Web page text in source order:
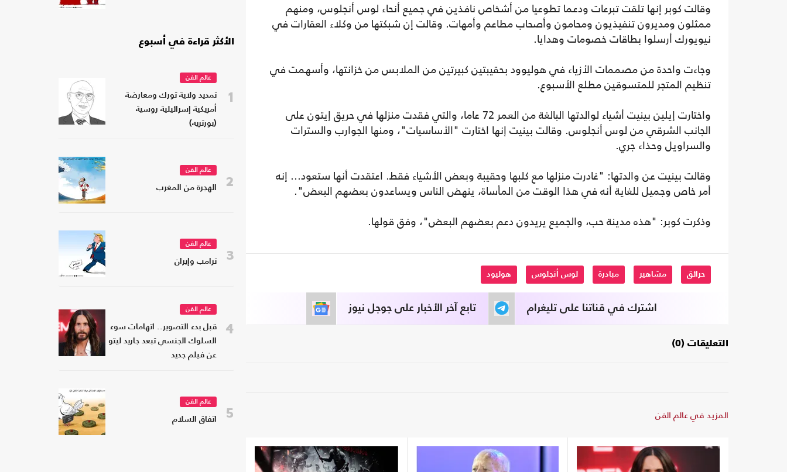
وقالت كوبر إنها تلقت تبرعات ودعما تطوعيا من أشخاص نافذين في جميع أنحاء لوس أنجلوس، ومنهم
ممثلون ومديرون تنفيذيون ومحامون وأصحاب مطاعم وأمهات. وقالت إن شبكتها من وكلاء العقارات في
نيويورك أرسلوا بطاقات خصومات وهدايا.
وجاءت واحدة من مصممات الأزياء في هوليوود بحقيبتين كبيرتين من الملابس من خزانتها، وأسهمت في
تنظيم المتجر للمتسوقين مطلع الأسبوع.
واختارت إيلين بينيت أشياء لوالدتها البالغة من العمر 72 عاما، والتي فقدت منزلها في حريق إيتون على
الجانب الشرقي من لوس أنجلوس. وقالت بينيت إنها اختارت "الأساسيات"، ومنها الجوارب والسترات
والسراويل وحذاء جري.
وقالت بينيت عن والدتها: "غادرت منزلها مع كلبها وحقيبة وبعض الأشياء فقط. اعتقدت أنها ستعود... إنه
أمر خاص وجميل للغاية أنه في هذا الوقت من المأساة، ينهض الناس ويساعدون بعضهم البعض".
وذكرت كوبر: "هذه مدينة حب، والجميع يريدون دعم بعضهم البعض"، وفق قولها.
حرائق مشاهير مبادرة لوس أنجلوس هوليود
تابع آخر الأخبار على جوجل نيوز اشترك في قناتنا على تليغرام
التعليقات (0)
المزيد في عالم الفن
الأكثر قراءة في أسبوع
1
عالم الفن
تمديد ولاية تورك ومعارضة
أمريكية إسرائيلية روسية
(بورتريه)
2
عالم الفن
الهجرة من المغرب
3
عالم الفن
ترامب وإيران
4
عالم الفن
قبل بدء التصوير.. اتهامات سوء
السلوك الجنسي تبعد جاريد ليتو
عن فيلم جديد
5
عالم الفن
اتفاق السلام